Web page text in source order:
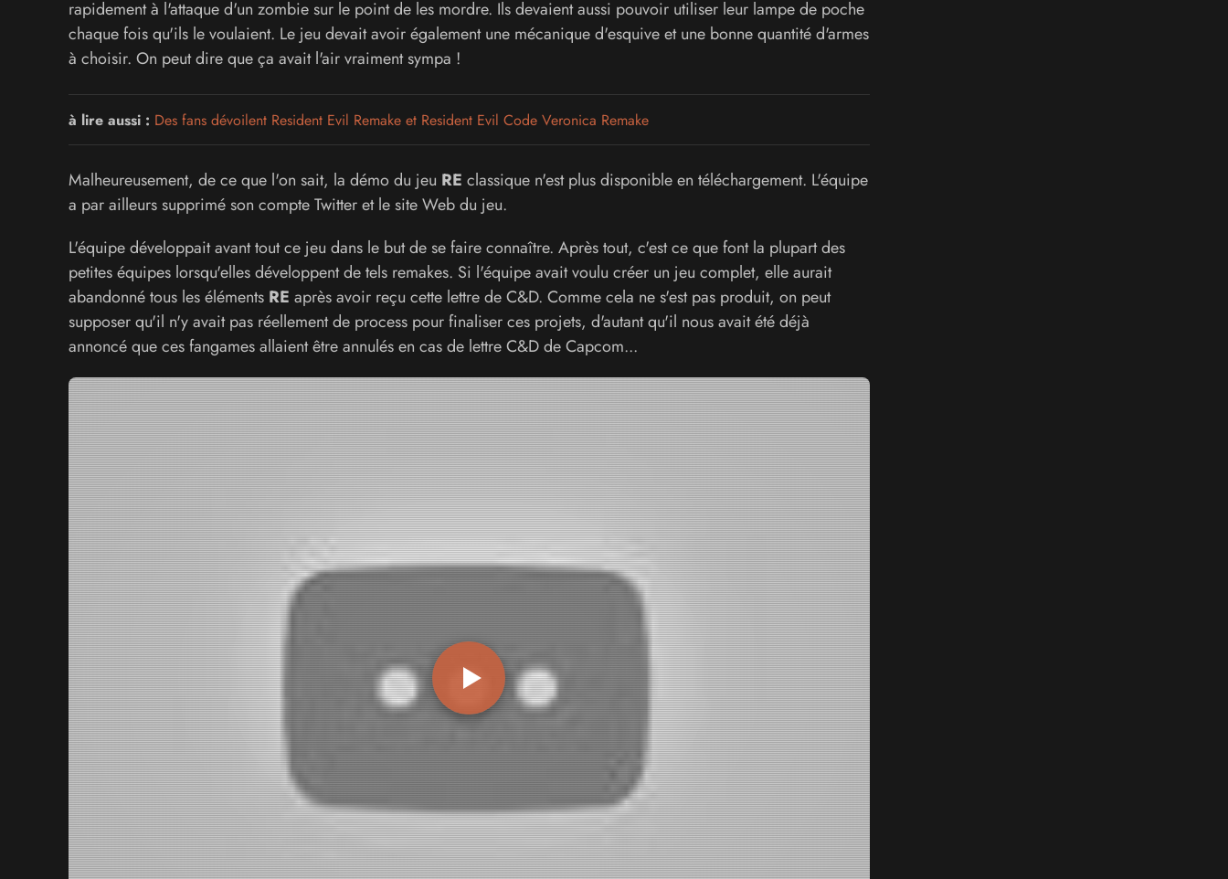
rapidement à l'attaque d'un zombie sur le point de les mordre. Ils devaient aussi pouvoir utiliser leur lampe de poche
chaque fois qu'ils le voulaient. Le jeu devait avoir également une mécanique d'esquive et une bonne quantité d'armes
à choisir. On peut dire que ça avait l'air vraiment sympa !
à lire aussi : Des fans dévoilent Resident Evil Remake et Resident Evil Code Veronica Remake
Malheureusement, de ce que l'on sait, la démo du jeu RE classique n'est plus disponible en téléchargement. L'équipe
a par ailleurs supprimé son compte Twitter et le site Web du jeu.
L'équipe développait avant tout ce jeu dans le but de se faire connaître. Après tout, c'est ce que font la plupart des
petites équipes lorsqu'elles développent de tels remakes. Si l'équipe avait voulu créer un jeu complet, elle aurait
abandonné tous les éléments RE après avoir reçu cette lettre de C&D. Comme cela ne s'est pas produit, on peut
supposer qu'il n'y avait pas réellement de process pour finaliser ces projets, d'autant qu'il nous avait été déjà
annoncé que ces fangames allaient être annulés en cas de lettre C&D de Capcom...